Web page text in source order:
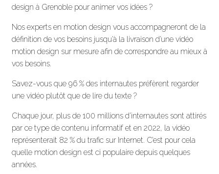
design à Grenoble pour animer vos idées ?
Nos experts en motion design vous accompagneront de la
définition de vos besoins jusqu’à la livraison d’une vidéo
motion design sur mesure afin de correspondre au mieux à
vos besoins.
Savez-vous que 96 % des internautes préfèrent regarder
une vidéo plutôt que de lire du texte ?
Chaque jour, plus de 100 millions d’internautes sont attirés
par ce type de contenu informatif et en 2022, la vidéo
représenterait 82 % du trafic sur Internet. C’est pour cela
quelle motion design est ci populaire depuis quelques
années.